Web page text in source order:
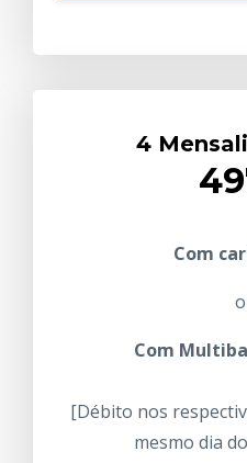
4
Com
Com
[Débito nos
mesmo dia